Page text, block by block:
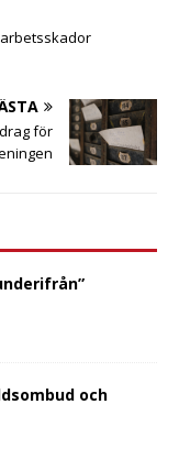
för
och